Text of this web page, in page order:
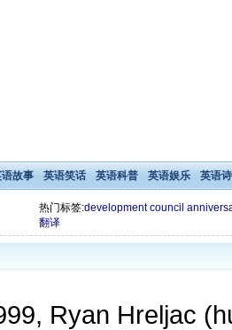
故事 英语笑话 英语科普 英语娱乐 英语
热门标签:development council
翻译
Ryan Hreljac